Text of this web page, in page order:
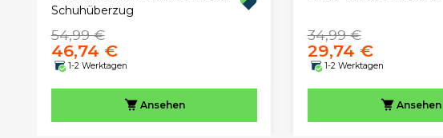
Schuhüberzug
54,99 €
46,74 €
1-2 Werktagen
Ansehen
34,99 €
29,74 €
1-2 Werktagen
Ansehen